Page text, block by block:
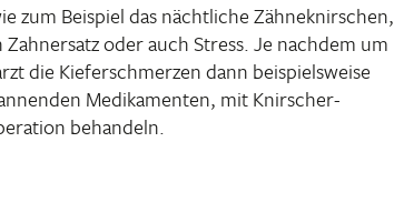
zum Beispiel das nächt­liche Zähne­knir­schen,
oder auch Stress. Je nachdem um
die Kiefer­schmerzen dann beispiels­weise
Medi­ka­menten, mit Knir­scher­
behandeln.